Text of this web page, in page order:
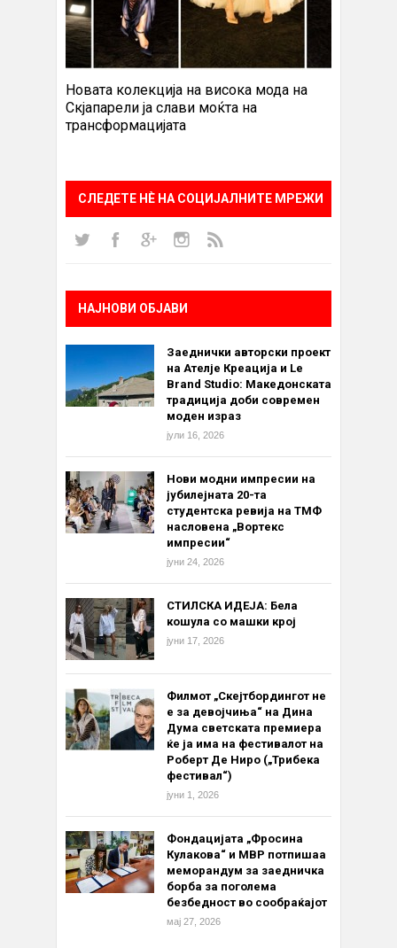
Новата колекција на висока мода на
Скјапарели ја слави моќта на
трансформацијата
СЛЕДЕТЕ НÈ НА СОЦИЈАЛНИТЕ МРЕЖИ
НАЈНОВИ ОБЈАВИ
Заеднички авторски проект
на Ателје Креација и Le
Brand Studio: Македонската
традиција доби современ
моден израз
јули 16, 2026
Нови модни импресии на
јубилејната 20-та
студентска ревија на ТМФ
насловена „Вортекс
импресии“
јуни 24, 2026
СТИЛСКА ИДЕЈА: Бела
кошула со машки крој
јуни 17, 2026
Филмот „Скејтбордингот не
е за девојчиња“ на Дина
Дума светската премиера
ќе ја има на фестивалот на
Роберт Де Ниро („Трибека
фестивал“)
јуни 1, 2026
Фондацијата „Фросина
Кулакова“ и МВР потпишаа
меморандум за заедничка
борба за поголема
безбедност во сообраќајот
мај 27, 2026